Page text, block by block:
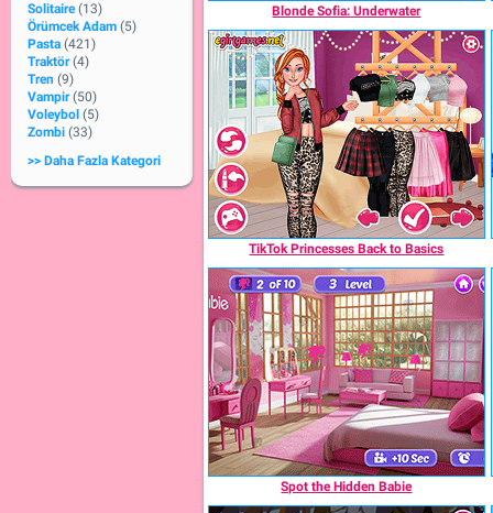
Solitaire (13)
Örümcek Adam (5)
Pasta (421)
Traktör (4)
Tren (9)
Vampir (50)
Voleybol (5)
Zombi (33)
>> Daha Fazla Kategori
Blonde Sofia: Underwater
TikTok Princesses Back to Basics
Spot the Hidden Babie